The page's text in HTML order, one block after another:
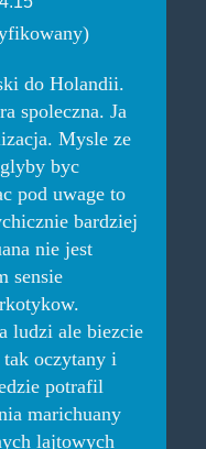
do Holandii.
spoleczna. Ja
Mysle ze
byc
pod uwage to
bardziej
nie jest
sensie
ludzi ale biezcie
tak oczytany i
potrafil
marichuany
lajtowych